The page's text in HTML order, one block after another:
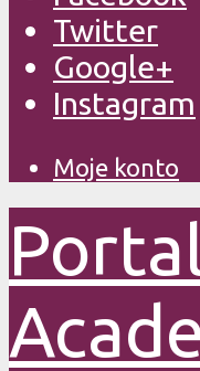
Twitter
Google+
Instagram
Moje konto